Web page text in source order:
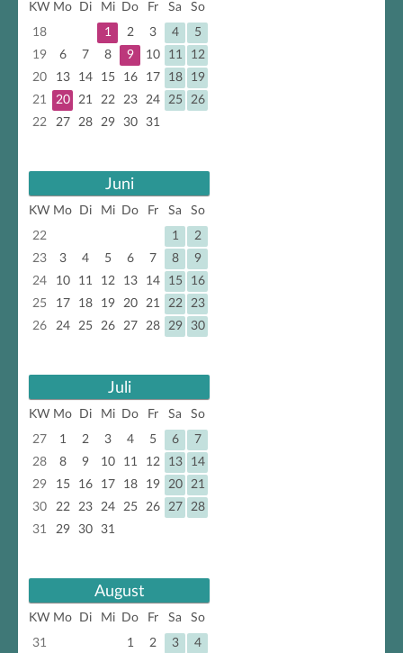
KW Mo Di Mi Do Fr Sa
So
18
1 2 3 4
5
19
6 7 8 9 10 11
12
20
13 14 15 16 17 18
19
21
20 21 22 23 24 25
26
22
27 28 29 30 31
Juni
KW Mo Di Mi Do Fr Sa
So
22
1
2
23
3 4 5 6 7 8
9
24
10 11 12 13 14 15
16
25
17 18 19 20 21 22
23
26
24 25 26 27 28 29 30
Juli
KW Mo Di Mi Do Fr Sa
So
27
1 2 3 4 5 6
7
28
8 9 10 11 12 13
14
29
15 16 17 18 19 20
21
30
22 23 24 25 26 27
28
31
29 30 31
August
KW Mo Di Mi Do Fr Sa
So
31
1 2 3
4